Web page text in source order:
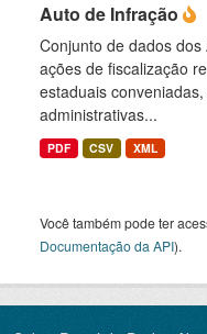
Auto de Infração
Conjunto de dados
ações de fiscalização
estaduais
administrativas...
PDF CSV XML
Você também pode ter
Documentação da API).